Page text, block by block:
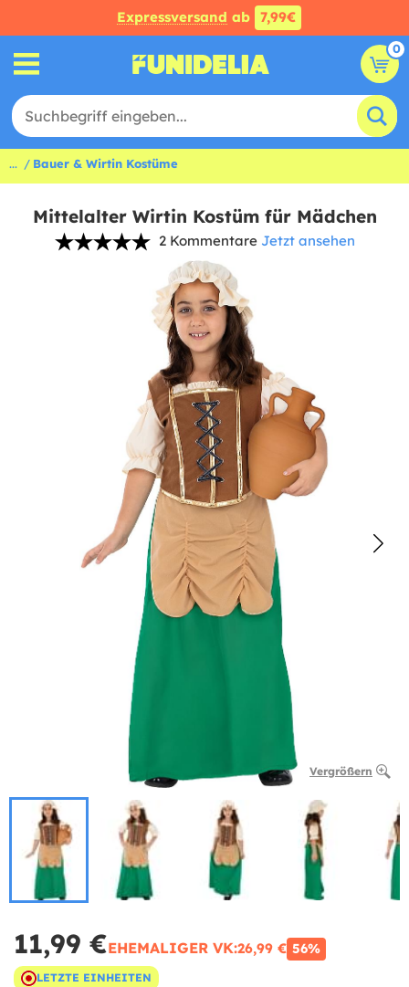
Expressversand ab 7,99€
0
... Bauer & Wirtin Kostüme
Mittelalter Wirtin Kostüm für Mädchen
2 Kommentare Jetzt ansehen
Vergrößern
11,99 €EHEMALIGER VK:26,99 € 56%
LETZTE EINHEITEN